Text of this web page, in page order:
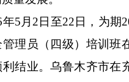
年5 月 2 日至22 日 ，为期
理员（四级）培训班
利结业。乌鲁木齐市在